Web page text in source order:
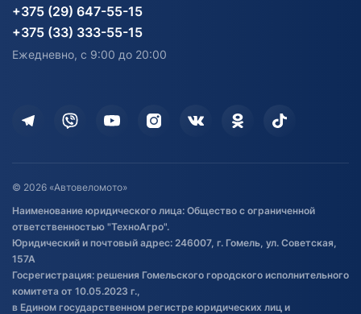
Карта сайта
Информация до получения
согласия на обработку
Доставка
Дополнительные услуги
Оставить отзыв
Договор публичной оферты
Обработка файлов cookie
Постановка транспорта на учет
Обновления в ЭПТС 2024
Водный транспорт
Электротранспорт
Здоровье
Агротехника
Электротранспорт
+375 (29) 647-55-15
+375 (33) 333-55-15
Ежедневно, с 9:00 до 20:00
© 2026 «Автовеломото»
Наименование юридического лица: Общество с ограниченной
ответственностью "ТехноАгро".
Юридический и почтовый адрес: 246007, г. Гомель, ул. Советская,
157А
Госрегистрация: решения Гомельского городского исполнительного
комитета от 10.05.2023 г.,
в Едином государственном регистре юридических лиц и